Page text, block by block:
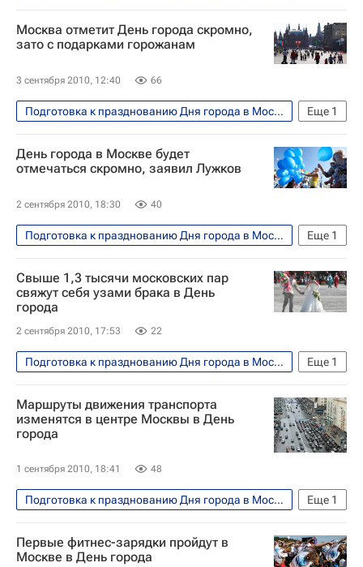
Москва
Москва отметит День города скромно,
зато с подарками горожанам
3 сентября 2010, 12:40 66
Еще 1
Подготовка к празднованию Дня города в Москве в 2010 году
Москва
День города в Москве будет
отмечаться скромно, заявил Лужков
2 сентября 2010, 18:30 40
Еще 1
Подготовка к празднованию Дня города в Москве в 2010 году
Москва
Свыше 1,3 тысячи московских пар
свяжут себя узами брака в День
города
2 сентября 2010, 17:53 22
Еще 1
Подготовка к празднованию Дня города в Москве в 2010 году
Москва
Маршруты движения транспорта
изменятся в центре Москвы в День
города
1 сентября 2010, 18:41 48
Еще 1
Подготовка к празднованию Дня города в Москве в 2010 году
Москва
Первые фитнес-зарядки пройдут в
Москве в День города